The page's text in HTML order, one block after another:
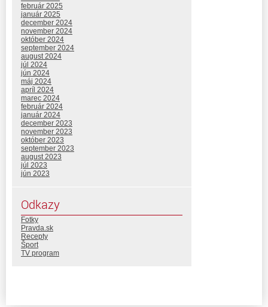
február 2025
január 2025
december 2024
november 2024
október 2024
september 2024
august 2024
júl 2024
jún 2024
máj 2024
apríl 2024
marec 2024
február 2024
január 2024
december 2023
november 2023
október 2023
september 2023
august 2023
júl 2023
jún 2023
Odkazy
Fotky
Pravda.sk
Recepty
Šport
TV program